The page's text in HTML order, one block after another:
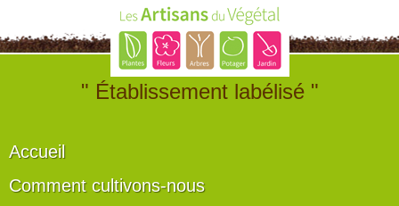
" Établissement labélisé "
Accueil
Comment cultivons-nous